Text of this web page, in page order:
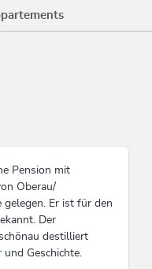
Pension mit
Oberau/
Er ist für den
Der
destilliert
Geschichte.